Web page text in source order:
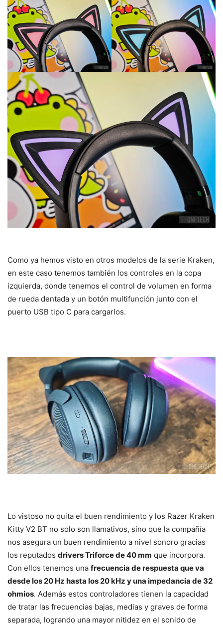
Como ya hemos visto en otros modelos de la serie Kraken,
en este caso tenemos también los controles en la copa
izquierda, donde tenemos el control de volumen en forma
de rueda dentada y un botón multifunción junto con el
puerto USB tipo C para cargarlos.
Lo vistoso no quita el buen rendimiento y los Razer Kraken
Kitty V2 BT no solo son llamativos, sino que la compañía
nos asegura un buen rendimiento a nivel sonoro gracias
los reputados drivers Triforce de 40 mm que incorpora.
Con ellos tenemos una frecuencia de respuesta que va
desde los 20 Hz hasta los 20 kHz y una impedancia de 32
ohmios. Además estos controladores tienen la capacidad
de tratar las frecuencias bajas, medias y graves de forma
separada, logrando una mayor nitidez en el sonido de